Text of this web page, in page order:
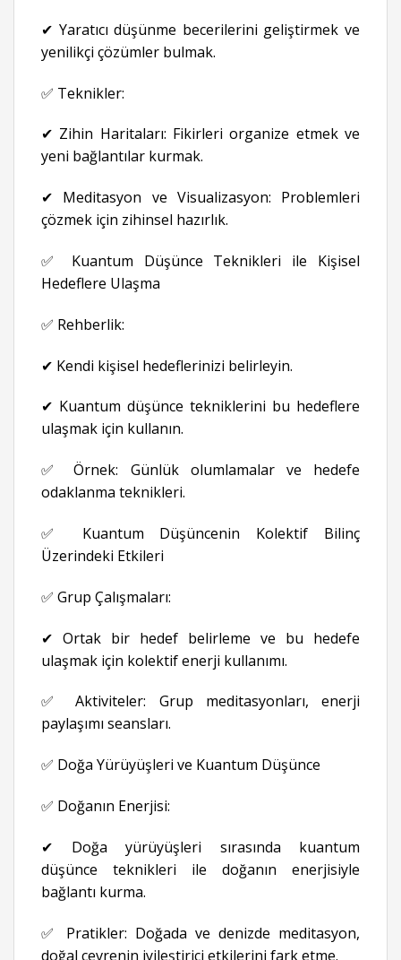
✔ Yaratıcı düşünme becerilerini geliştirmek ve
yenilikçi çözümler bulmak.
✅ Teknikler:
✔ Zihin Haritaları: Fikirleri organize etmek ve
yeni bağlantılar kurmak.
✔ Meditasyon ve Visualizasyon: Problemleri
çözmek için zihinsel hazırlık.
✅ Kuantum Düşünce Teknikleri ile Kişisel
Hedeflere Ulaşma
✅ Rehberlik:
✔ Kendi kişisel hedeflerinizi belirleyin.
✔ Kuantum düşünce tekniklerini bu hedeflere
ulaşmak için kullanın.
✅ Örnek: Günlük olumlamalar ve hedefe
odaklanma teknikleri.
✅ Kuantum Düşüncenin Kolektif Bilinç
Üzerindeki Etkileri
✅ Grup Çalışmaları:
✔ Ortak bir hedef belirleme ve bu hedefe
ulaşmak için kolektif enerji kullanımı.
✅ Aktiviteler: Grup meditasyonları, enerji
paylaşımı seansları.
✅ Doğa Yürüyüşleri ve Kuantum Düşünce
✅ Doğanın Enerjisi:
✔ Doğa yürüyüşleri sırasında kuantum
düşünce teknikleri ile doğanın enerjisiyle
bağlantı kurma.
✅ Pratikler: Doğada ve denizde meditasyon,
doğal çevrenin iyileştirici etkilerini fark etme.